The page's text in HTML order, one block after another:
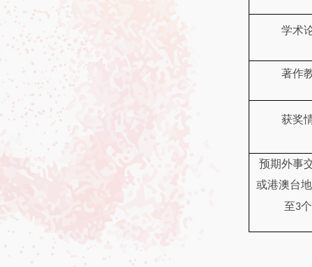
学术
著作
获奖
预期外事
或港澳台
至3